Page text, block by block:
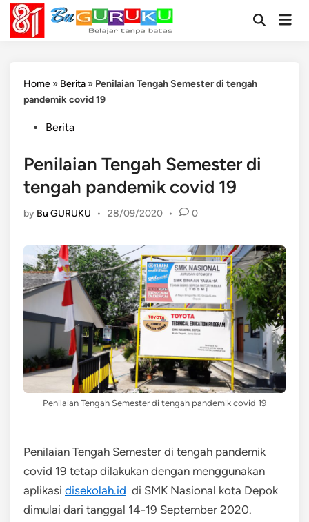
Skip
content
OpenMain
Home » Berita » Penilaian Tengah Semester di tengah
pandemik covid 19
PostedBerita
Penilaian Tengah Semester di
tengah pandemik covid 19
by Bu GURUKU • 28/09/2020 • 0
Penilaian Tengah Semester di tengah pandemik covid 19
Penilaian Tengah Semester di tengah pandemik
covid 19 tetap dilakukan dengan menggunakan
aplikasi disekolah.id di SMK Nasional kota Depok
dimulai dari tanggal 14-19 September 2020.